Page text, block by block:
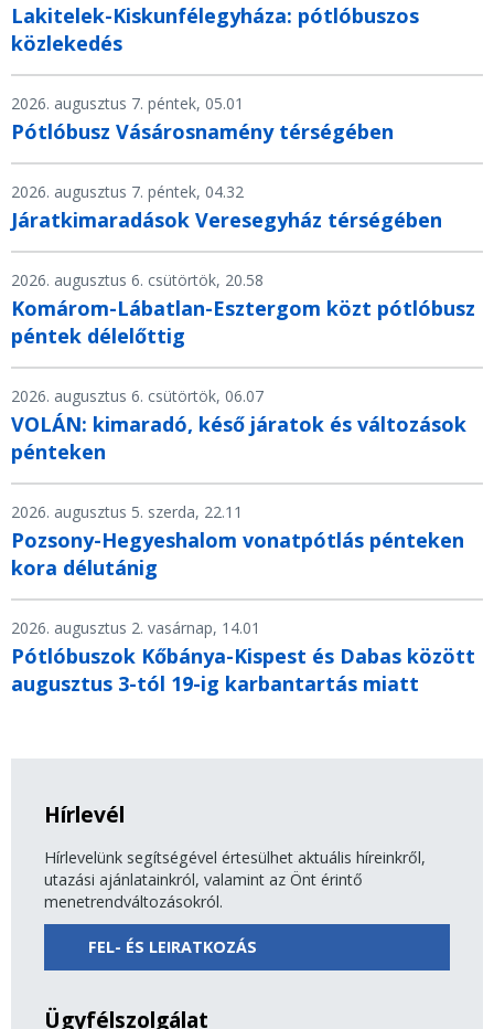
Lakitelek-Kiskunfélegyháza: pótlóbuszos
közlekedés
2026. augusztus 7. péntek, 05.01
Pótlóbusz Vásárosnamény térségében
2026. augusztus 7. péntek, 04.32
Járatkimaradások Veresegyház térségében
2026. augusztus 6. csütörtök, 20.58
Komárom-Lábatlan-Esztergom közt pótlóbusz
péntek délelőttig
2026. augusztus 6. csütörtök, 06.07
VOLÁN: kimaradó, késő járatok és változások
pénteken
2026. augusztus 5. szerda, 22.11
Pozsony-Hegyeshalom vonatpótlás pénteken
kora délutánig
2026. augusztus 2. vasárnap, 14.01
Pótlóbuszok Kőbánya-Kispest és Dabas között
augusztus 3-tól 19-ig karbantartás miatt
Hírlevél
Hírlevelünk segítségével értesülhet aktuális híreinkről,
utazási ajánlatainkról, valamint az Önt érintő
menetrendváltozásokról.
FEL- ÉS LEIRATKOZÁS
Ügyfélszolgálat